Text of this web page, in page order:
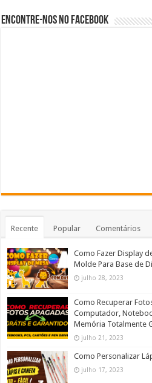
Encontre-nos no Facebook
Recente Popular Comentários
Como Fazer Display
Molde Para Base de
julho 28, 2023
Como Recuperar
Computador,
Memória Totalmente
julho 21, 2023
Como Personalizar
julho 17, 2023